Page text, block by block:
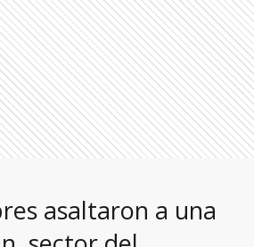
asaltaron a una